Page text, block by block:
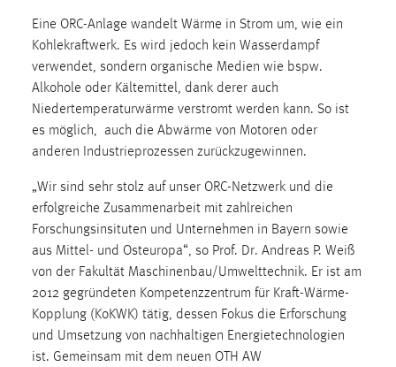
Eine ORC-Anlage wandelt Wärme in Strom um, wie ein
Kohlekraftwerk. Es wird jedoch kein Wasserdampf
verwendet, sondern organische Medien wie bspw.
Alkohole oder Kältemittel, dank derer auch
Niedertemperaturwärme verstromt werden kann. So ist
es möglich, auch die Abwärme von Motoren oder
anderen Industrieprozessen zurückzugewinnen.
„Wir sind sehr stolz auf unser ORC-Netzwerk und die
erfolgreiche Zusammenarbeit mit zahlreichen
Forschungsinsituten und Unternehmen in Bayern sowie
aus Mittel- und Osteuropa“, so Prof. Dr. Andreas P. Weiß
von der Fakultät Maschinenbau/Umwelttechnik. Er ist am
2012 gegründeten Kompetenzzentrum für Kraft-Wärme-
Kopplung (KoKWK) tätig, dessen Fokus die Erforschung
und Umsetzung von nachhaltigen Energietechnologien
ist. Gemeinsam mit dem neuen OTH AW
Sprachpräferenz
Name:
site-language-preference
Zweck:
Das Cookie speichert die gewählte Sprache der Website.
Cookie Laufzeit:
30 Tage
Chat
Name:
MibewSessionID, MIBEW_UserID, mibew_locale, mibew-
chat-frame-style-5e9dbeb1811c0446
Zweck:
Wird benötigt um die Chatfunktion nutzen zu können.